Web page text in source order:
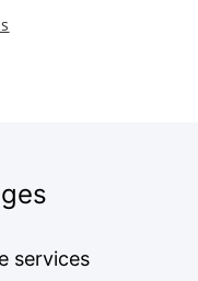
services